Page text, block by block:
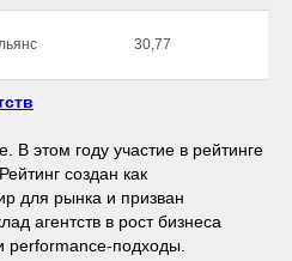
30,77
В этом году участие в рейтинге
создан как
для рынка и призван
агентств в рост бизнеса
performance-подходы.